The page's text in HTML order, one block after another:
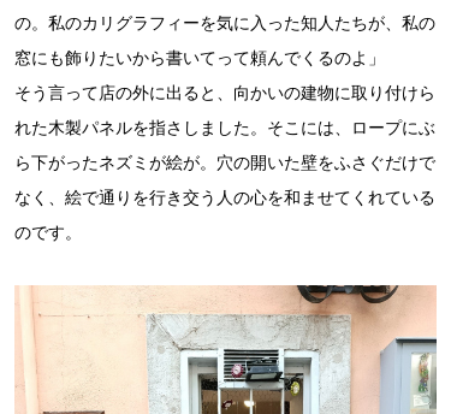
の。私のカリグラフィーを気に入った知人たちが、私の
窓にも飾りたいから書いてって頼んでくるのよ」
そう言って店の外に出ると、向かいの建物に取り付けら
れた木製パネルを指さしました。そこには、ロープにぶ
ら下がったネズミが絵が。穴の開いた壁をふさぐだけで
なく、絵で通りを行き交う人の心を和ませてくれている
のです。